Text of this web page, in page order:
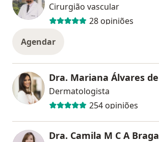
Cirurgião vascular
28 opiniões
Agendar
Dermatologista
254 opiniões
Dra. Camila M C A Braga